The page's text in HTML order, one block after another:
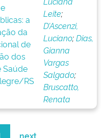
a
da
de
dos
Saúde
RS
Leite;
D’Ascenzi,
Luciano;Dias,
Gianna
Vargas
Salgado;
Bruscatto,
Renata
next